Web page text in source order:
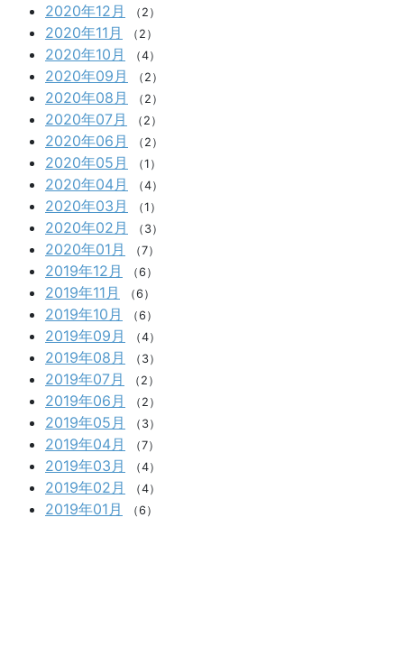
2020年12月 （2）
2020年11月 （2）
2020年10月 （4）
2020年09月 （2）
2020年08月 （2）
2020年07月 （2）
2020年06月 （2）
2020年05月 （1）
2020年04月 （4）
2020年03月 （1）
2020年02月 （3）
2020年01月 （7）
2019年12月 （6）
2019年11月 （6）
2019年10月 （6）
2019年09月 （4）
2019年08月 （3）
2019年07月 （2）
2019年06月 （2）
2019年05月 （3）
2019年04月 （7）
2019年03月 （4）
2019年02月 （4）
2019年01月 （6）